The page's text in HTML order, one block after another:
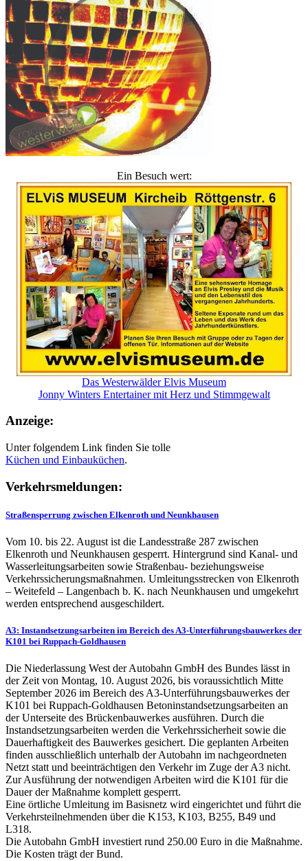
Ein Besuch wert:
Das Westerwälder Elvis Museum
Jonny Winters Entertainer mit Herz und Stimmgewalt
Anzeige:
Unter folgendem Link finden Sie tolle
Küchen und Einbauküchen.
Verkehrsmeldungen:
Straßensperrung zwischen Elkenroth und Neunkhausen
Vom 10. bis 22. August ist die Landesstraße 287 zwischen
Elkenroth und Neunkhausen gesperrt. Hintergrund sind Kanal- und
Wasserleitungsarbeiten sowie Straßenbau- beziehungsweise
Verkehrssicherungsmaßnahmen. Umleitungsstrecken von Elkenroth
– Weitefeld – Langenbach b. K. nach Neunkhausen und umgekehrt
werden entsprechend ausgeschildert.
A3: Instandsetzungsarbeiten im Bereich des A3-Unterführungsbauwerkes der
K101 bei Ruppach-Goldhausen
Die Niederlassung West der Autobahn GmbH des Bundes lässt in
der Zeit von Montag, 10. August 2026, bis voraussichtlich Mitte
September 2026 im Bereich des A3-Unterführungsbauwerkes der
K101 bei Ruppach-Goldhausen Betoninstandsetzungsarbeiten an
der Unterseite des Brückenbauwerkes ausführen. Durch die
Instandsetzungsarbeiten werden die Verkehrssicherheit sowie die
Dauerhaftigkeit des Bauwerkes gesichert. Die geplanten Arbeiten
finden ausschließlich unterhalb der Autobahn im nachgeordneten
Netzt statt und beeinträchtigen den Verkehr im Zuge der A3 nicht.
Zur Ausführung der notwendigen Arbeiten wird die K101 für die
Dauer der Maßnahme komplett gesperrt.
Eine örtliche Umleitung im Basisnetz wird eingerichtet und führt die
Verkehrsteilnehmenden über die K153, K103, B255, B49 und
L318.
Die Autobahn GmbH investiert rund 250.00 Euro in die Maßnahme.
Die Kosten trägt der Bund.